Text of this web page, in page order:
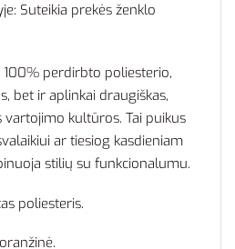
Suteikia prekės ženklo
perdirbto poliesterio,
bet ir aplinkai draugiškas,
kultūros. Tai puikus
ar tiesiog kasdieniam
stilių su funkcionalumu.
poliesteris.